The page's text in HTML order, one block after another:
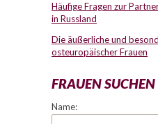
Häufige Fragen zur
in Russland
Die äußerliche und
osteuropäischer Frauen
FRAUEN SUCHEN
Name: